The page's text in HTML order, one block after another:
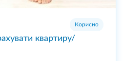
Корисно
квартиру/